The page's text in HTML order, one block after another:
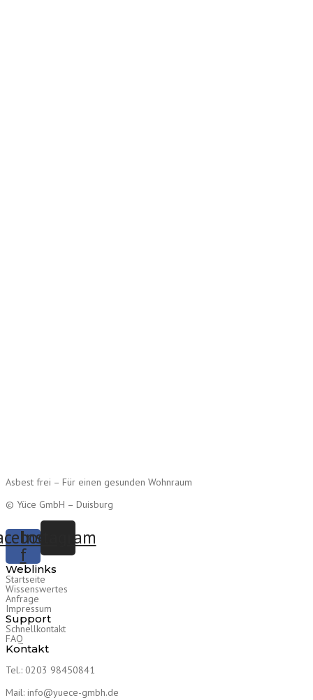
Asbest frei – Für einen gesunden Wohnraum
© Yüce GmbH – Duisburg
f
Instagram
Weblinks
Startseite
Wissenswertes
Anfrage
Impressum
Support
Schnellkontakt
FAQ
Kontakt
Tel.: 0203 98450841
Mail: info@yuece-gmbh.de